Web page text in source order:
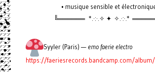
• musique sensible et
╚══════ *.·:·.✧ ✦ ✧.·:·.*
Syyler (Paris) —emo faerie electro
https://faeriesrecords.bandcamp.com/